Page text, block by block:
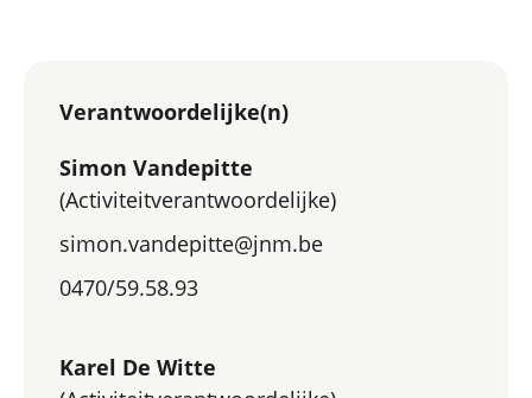
Verantwoordelijke(n)
Simon Vandepitte
(Activiteitverantwoordelijke)
simon.vandepitte@jnm.be
0470/59.58.93
Karel De Witte